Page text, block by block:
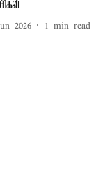
2026 1 min read